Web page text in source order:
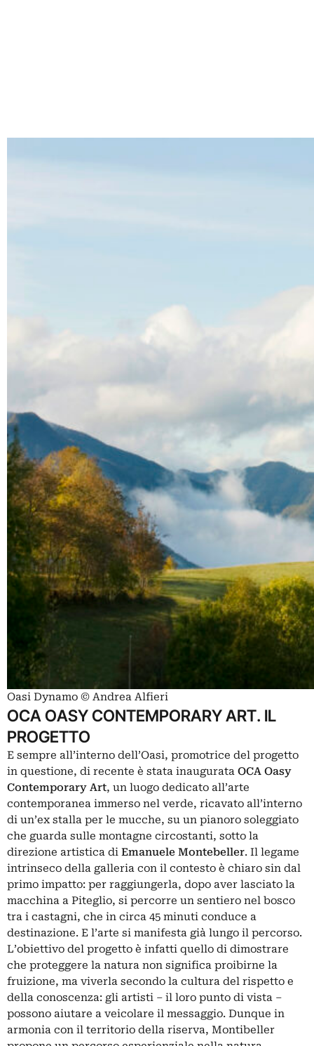
Oasi Dynamo © Andrea Alfieri
OCA OASY CONTEMPORARY ART. IL
PROGETTO
E sempre all’interno dell’Oasi, promotrice del progetto
in questione, di recente è stata inaugurata OCA Oasy
Contemporary Art, un luogo dedicato all’arte
contemporanea immerso nel verde, ricavato all’interno
di un’ex stalla per le mucche, su un pianoro soleggiato
che guarda sulle montagne circostanti, sotto la
direzione artistica di Emanuele Montebeller. Il legame
intrinseco della galleria con il contesto è chiaro sin dal
primo impatto: per raggiungerla, dopo aver lasciato la
macchina a Piteglio, si percorre un sentiero nel bosco
tra i castagni, che in circa 45 minuti conduce a
destinazione. E l’arte si manifesta già lungo il percorso.
L’obiettivo del progetto è infatti quello di dimostrare
che proteggere la natura non significa proibirne la
fruizione, ma viverla secondo la cultura del rispetto e
della conoscenza: gli artisti – il loro punto di vista –
possono aiutare a veicolare il messaggio. Dunque in
armonia con il territorio della riserva, Montibeller